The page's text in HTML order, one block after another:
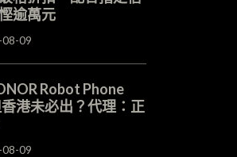
逾萬元
09
Robot Phone
港未必出？代理：正
09